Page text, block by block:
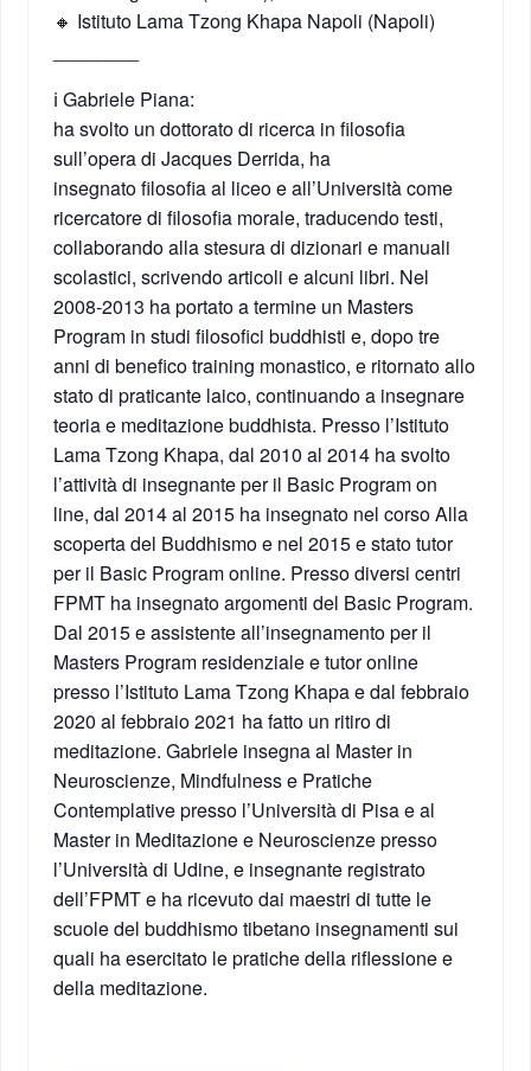
🔸 Istituto Lama Tzong Khapa Napoli (Napoli)
ℹ️ Gabriele Piana:
ha svolto un dottorato di ricerca in filosofia
sull’opera di Jacques Derrida, ha
insegnato filosofia al liceo e all’Università come
ricercatore di filosofia morale, traducendo testi,
collaborando alla stesura di dizionari e manuali
scolastici, scrivendo articoli e alcuni libri. Nel
2008-2013 ha portato a termine un Masters
Program in studi filosofici buddhisti e, dopo tre
anni di benefico training monastico, e ritornato allo
stato di praticante laico, continuando a insegnare
teoria e meditazione buddhista. Presso l’Istituto
Lama Tzong Khapa, dal 2010 al 2014 ha svolto
l’attività di insegnante per il Basic Program on
line, dal 2014 al 2015 ha insegnato nel corso Alla
scoperta del Buddhismo e nel 2015 e stato tutor
per il Basic Program online. Presso diversi centri
FPMT ha insegnato argomenti del Basic Program.
Dal 2015 e assistente all’insegnamento per il
Masters Program residenziale e tutor online
presso l’Istituto Lama Tzong Khapa e dal febbraio
2020 al febbraio 2021 ha fatto un ritiro di
meditazione. Gabriele insegna al Master in
Neuroscienze, Mindfulness e Pratiche
Contemplative presso l’Università di Pisa e al
Master in Meditazione e Neuroscienze presso
l’Università di Udine, e insegnante registrato
dell’FPMT e ha ricevuto dai maestri di tutte le
scuole del buddhismo tibetano insegnamenti sui
quali ha esercitato le pratiche della riflessione e
della meditazione.